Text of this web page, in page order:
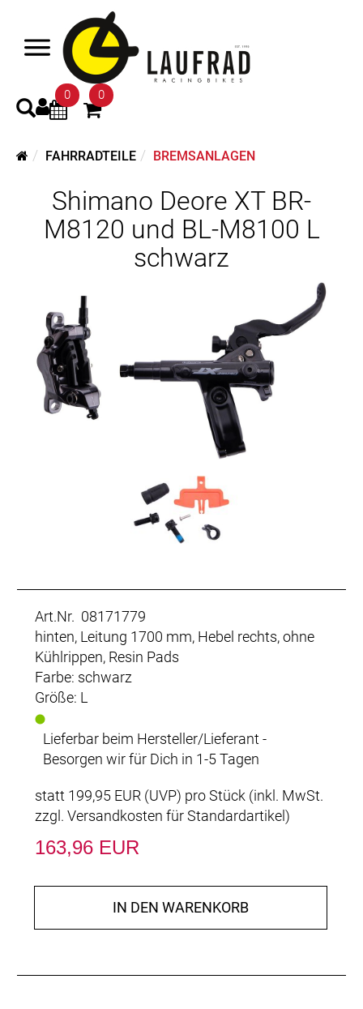
0 0
FAHRRADTEILE BREMSANLAGEN
Shimano Deore XT BR-
M8120 und BL-M8100 L
schwarz
Art.Nr. 08171779
hinten, Leitung 1700 mm, Hebel rechts, ohne
Kühlrippen, Resin Pads
Farbe: schwarz
Größe: L
Lieferbar beim Hersteller/Lieferant -
Besorgen wir für Dich in 1-5 Tagen
statt 199,95 EUR (UVP) pro Stück (inkl. MwSt.
zzgl. Versandkosten für Standardartikel)
163,96 EUR
IN DEN WARENKORB